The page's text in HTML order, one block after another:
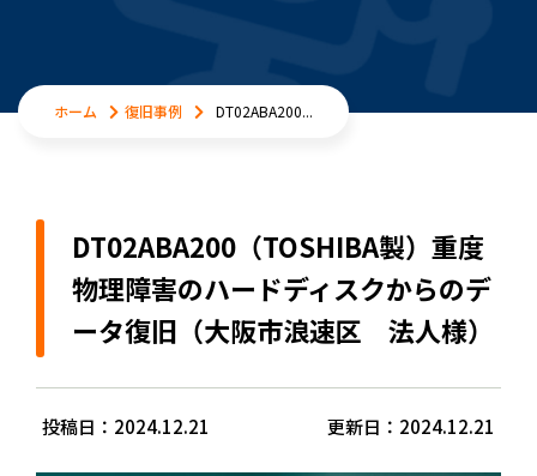
ホーム 復旧事例 DT02ABA200...
DT02ABA200（TOSHIBA製）重度
物理障害のハードディスクからのデ
ータ復旧（大阪市浪速区 法人様）
投稿日：2024.12.21 更新日：2024.12.21